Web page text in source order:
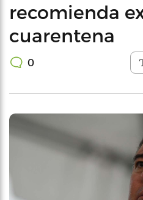
recomienda
cuarentena
0